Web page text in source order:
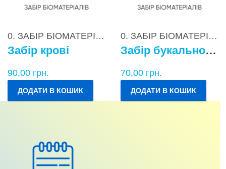
0. ЗАБІР БІОМАТЕРІАЛІВ
Забір крові
90,00 грн.
ДОДАТИ В КОШИК
0. ЗАБІР БІОМАТЕРІАЛІВ
Забір букального епітелію
70,00 грн.
ДОДАТИ В КОШИК